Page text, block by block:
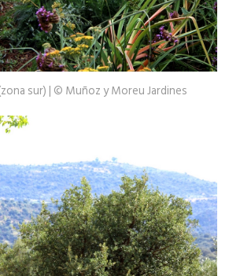
sur) | © Muñoz y Moreu Jardines